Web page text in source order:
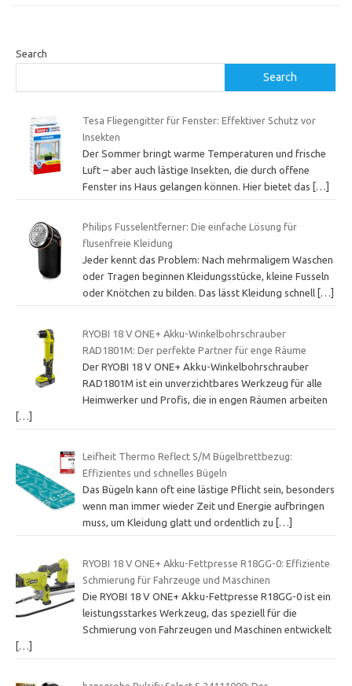
Search
Search
Tesa Fliegengitter für Fenster: Effektiver Schutz vor
Insekten
Der Sommer bringt warme Temperaturen und frische
Luft – aber auch lästige Insekten, die durch offene
Fenster ins Haus gelangen können. Hier bietet das
[…]
Philips Fusselentferner: Die einfache Lösung für
flusenfreie Kleidung
Jeder kennt das Problem: Nach mehrmaligem Waschen
oder Tragen beginnen Kleidungsstücke, kleine Fusseln
oder Knötchen zu bilden. Das lässt Kleidung schnell […]
RYOBI 18 V ONE+ Akku-Winkelbohrschrauber
RAD1801M: Der perfekte Partner für enge Räume
Der RYOBI 18 V ONE+ Akku-Winkelbohrschrauber
RAD1801M ist ein unverzichtbares Werkzeug für alle
Heimwerker und Profis, die in engen Räumen arbeiten
[…]
Leifheit Thermo Reflect S/M Bügelbrettbezug:
Effizientes und schnelles Bügeln
Das Bügeln kann oft eine lästige Pflicht sein, besonders
wenn man immer wieder Zeit und Energie aufbringen
muss, um Kleidung glatt und ordentlich zu
[…]
RYOBI 18 V ONE+ Akku-Fettpresse R18GG-0: Effiziente
Schmierung für Fahrzeuge und Maschinen
Die RYOBI 18 V ONE+ Akku-Fettpresse R18GG-0 ist ein
leistungsstarkes Werkzeug, das speziell für die
Schmierung von Fahrzeugen und Maschinen entwickelt
[…]